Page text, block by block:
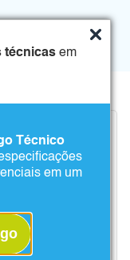
técnicas em
Técnico
em um